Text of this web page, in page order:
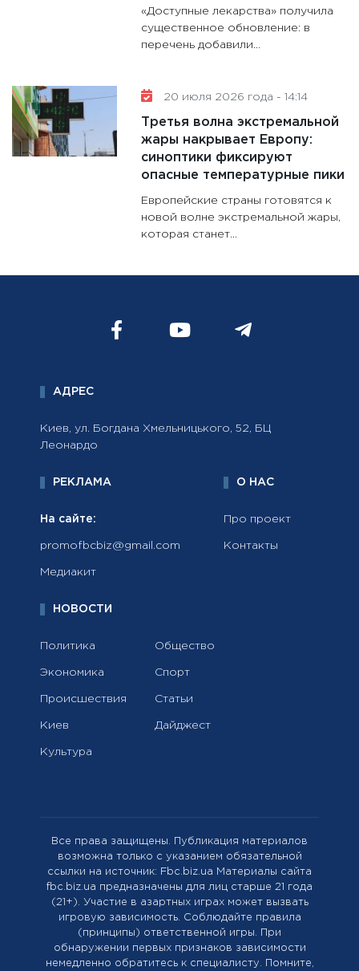
«Доступные лекарства» получила
существенное обновление: в
перечень добавили...
20 июля 2026 года - 14:14
Третья волна экстремальной
жары накрывает Европу:
синоптики фиксируют
опасные температурные пики
Европейские страны готовятся к
новой волне экстремальной жары,
которая станет...
АДРЕС
Киев, ул. Богдана Хмельницького, 52, БЦ
Леонардо
РЕКЛАМА
На сайте:
promofbcbiz@gmail.com
Медиакит
О НАС
Про проект
Контакты
НОВОСТИ
Политика
Экономика
Происшествия
Киев
Культура
Общество
Спорт
Статьи
Дайджест
Все права защищены. Публикация материалов
возможна только с указанием обязательной
ссылки на источник: Fbc.biz.ua Материалы сайта
fbc.biz.ua предназначены для лиц старше 21 года
(21+). Участие в азартных играх может вызвать
игровую зависимость. Соблюдайте правила
(принципы) ответственной игры. При
обнаружении первых признаков зависимости
немедленно обратитесь к специалисту. Помните,